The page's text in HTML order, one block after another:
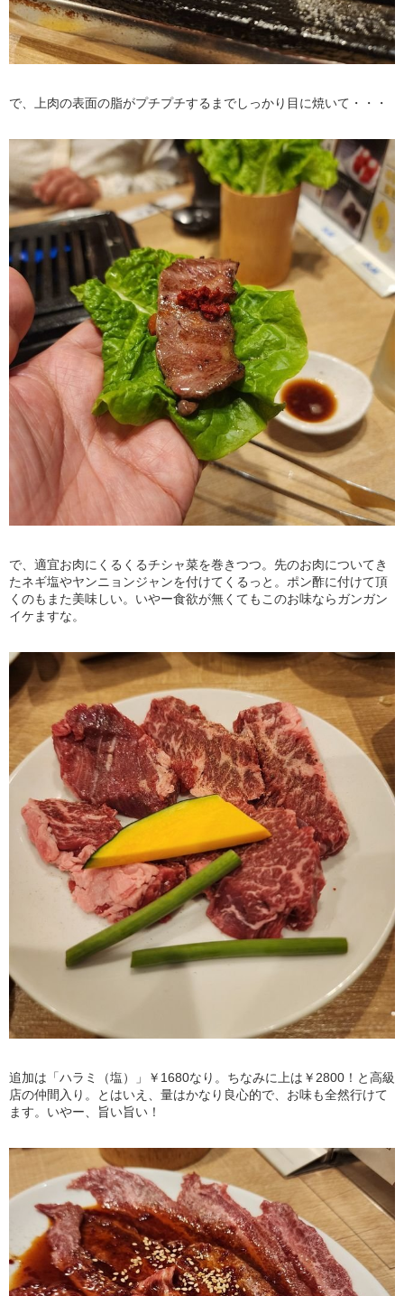
で、上肉の表面の脂がプチプチするまでしっかり目に焼いて・・・
で、適宜お肉にくるくるチシャ菜を巻きつつ。先のお肉についてき
たネギ塩やヤンニョンジャンを付けてくるっと。ポン酢に付けて頂
くのもまた美味しい。いやー食欲が無くてもこのお味ならガンガン
イケますな。
追加は「ハラミ（塩）」￥1680なり。ちなみに上は￥2800！と高級
店の仲間入り。とはいえ、量はかなり良心的で、お味も全然行けて
ます。いやー、旨い旨い！